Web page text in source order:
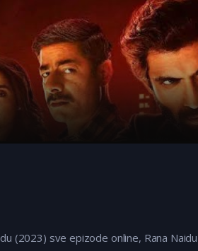
(2023) sve epizode online, Rana